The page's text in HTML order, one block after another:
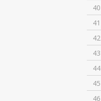
40
41
42
43
44
45
46